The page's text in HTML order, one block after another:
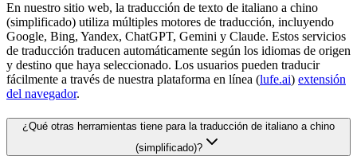
En nuestro sitio web, la traducción de texto de italiano a chino
(simplificado) utiliza múltiples motores de traducción, incluyendo
Google, Bing, Yandex, ChatGPT, Gemini y Claude. Estos servicios
de traducción traducen automáticamente según los idiomas de origen
y destino que haya seleccionado. Los usuarios pueden traducir
fácilmente a través de nuestra plataforma en línea (lufe.ai) extensión
del navegador.
¿Qué otras herramientas tiene para la traducción de italiano a chino
(simplificado)?